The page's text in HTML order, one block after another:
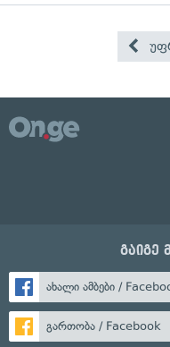
გაიგე
ახალი ამბები /
გართობა / Facebook